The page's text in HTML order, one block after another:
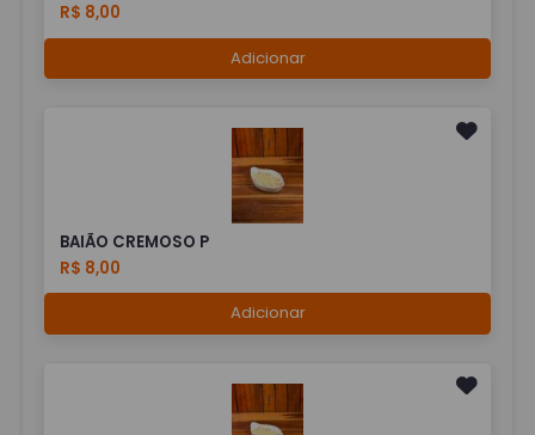
R$ 8,00
Adicionar
BAIÃO CREMOSO P
R$ 8,00
Adicionar